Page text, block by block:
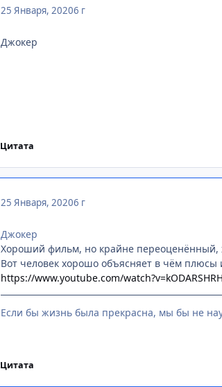
25 Января, 20206 г
Джокер
Цитата
25 Января, 20206 г
Джокер
Хороший фильм, но крайне переоценённый,
Вот человек хорошо объясняет в чём
https://www.youtube.com/
Если бы жизнь была прекрасна, мы бы не
Цитата